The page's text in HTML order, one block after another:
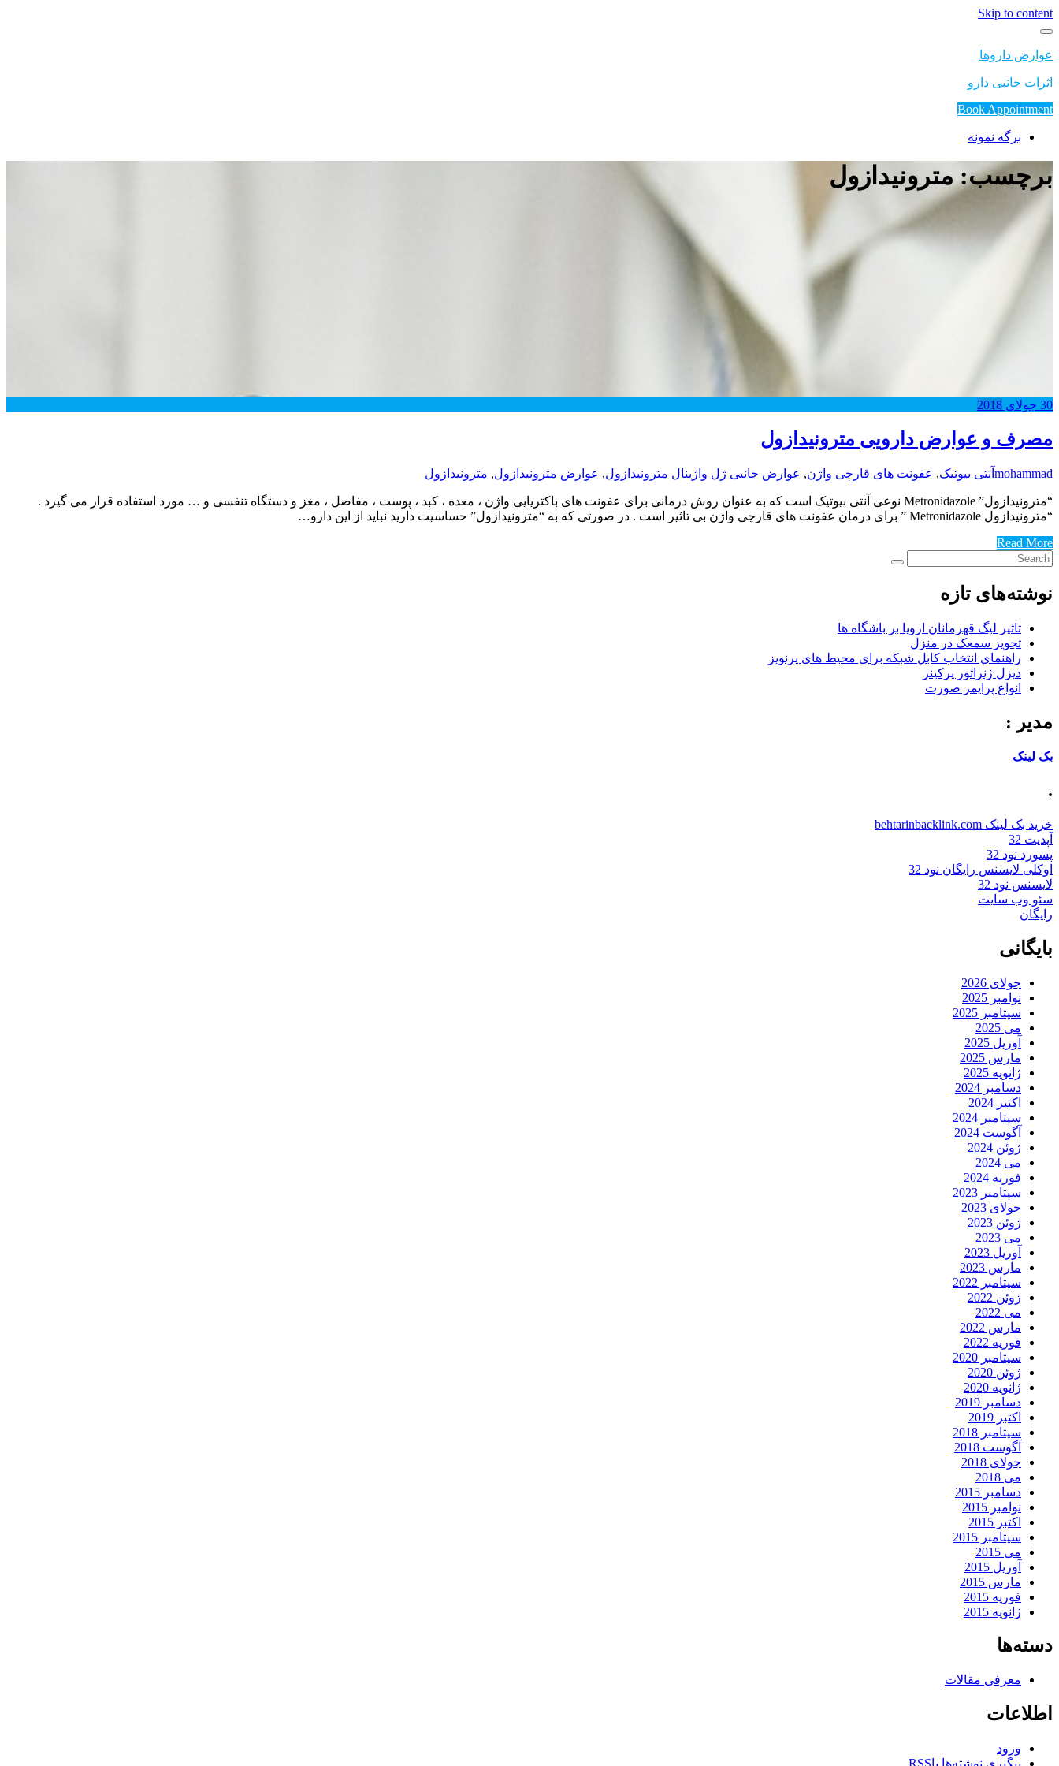
Skip to content
عوارض داروها
اثرات جانبی دارو
Book Appointment
برگه نمونه
برچسب: مترونیدازول
30 جولای 2018
مصرف و عوارض دارویی مترونیدازول
mohammad آنتی بیوتیک, عفونت های قارچی واژن, عوارض جانبی ژل واژینال مترونیدازول, عوارض مترونیدازول, مترونیدازول
“مترونیدازول” Metronidazole نوعی آنتی بیوتیک است که به عنوان روش درمانی برای عفونت های باکتریایی واژن ، معده ، کبد ، پوست ، مفاصل ، مغز و دستگاه تنفسی و … مورد استفاده قرار می گیرد .
“مترونیدازول Metronidazole ” برای درمان عفونت های قارچی واژن بی تاثیر است . در صورتی که به “مترونیدازول” حساسیت دارید نباید از این دارو…
Read More
نوشته‌های تازه
تاثیر لیگ قهرمانان اروپا بر باشگاه ها
تجویز سمعک در منزل
راهنمای انتخاب کابل شبکه برای محیط های پرنویز
دیزل ژنراتور پرکینز
انواع پرایمر صورت
مدیر :
بک لینک
.
خرید بک لینک behtarinbacklink.com
آپدیت 32
پسورد نود 32
اوکلی لایسنس رایگان نود 32
لایسنس نود 32
سئو وب سایت
رایگان
بایگانی
جولای 2026
نوامبر 2025
سپتامبر 2025
می 2025
آوریل 2025
مارس 2025
ژانویه 2025
دسامبر 2024
اکتبر 2024
سپتامبر 2024
آگوست 2024
ژوئن 2024
می 2024
فوریه 2024
سپتامبر 2023
جولای 2023
ژوئن 2023
می 2023
آوریل 2023
مارس 2023
سپتامبر 2022
ژوئن 2022
می 2022
مارس 2022
فوریه 2022
سپتامبر 2020
ژوئن 2020
ژانویه 2020
دسامبر 2019
اکتبر 2019
سپتامبر 2018
آگوست 2018
جولای 2018
می 2018
دسامبر 2015
نوامبر 2015
اکتبر 2015
سپتامبر 2015
می 2015
آوریل 2015
مارس 2015
فوریه 2015
ژانویه 2015
دسته‌ها
معرفی مقالات
اطلاعات
ورود